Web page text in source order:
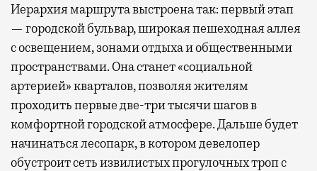
Иерархия маршрута выстроена так: первый этап
— городской бульвар, широкая пешеходная аллея
с освещением, зонами отдыха и общественными
пространствами. Она станет «социальной
артерией» кварталов, позволяя жителям
проходить первые две-три тысячи шагов в
комфортной городской атмосфере. Дальше будет
начинаться лесопарк, в котором девелопер
обустроит сеть извилистых прогулочных троп с